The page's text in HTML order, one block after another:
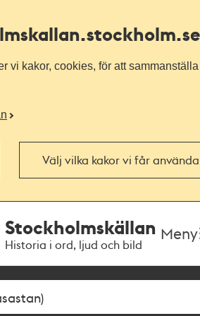
.stockholm.se
vi kakor, cookies, för att
Välj vilka kakor vi får använda
Stockholmskällan
Historia i ord, ljud och bild
Meny